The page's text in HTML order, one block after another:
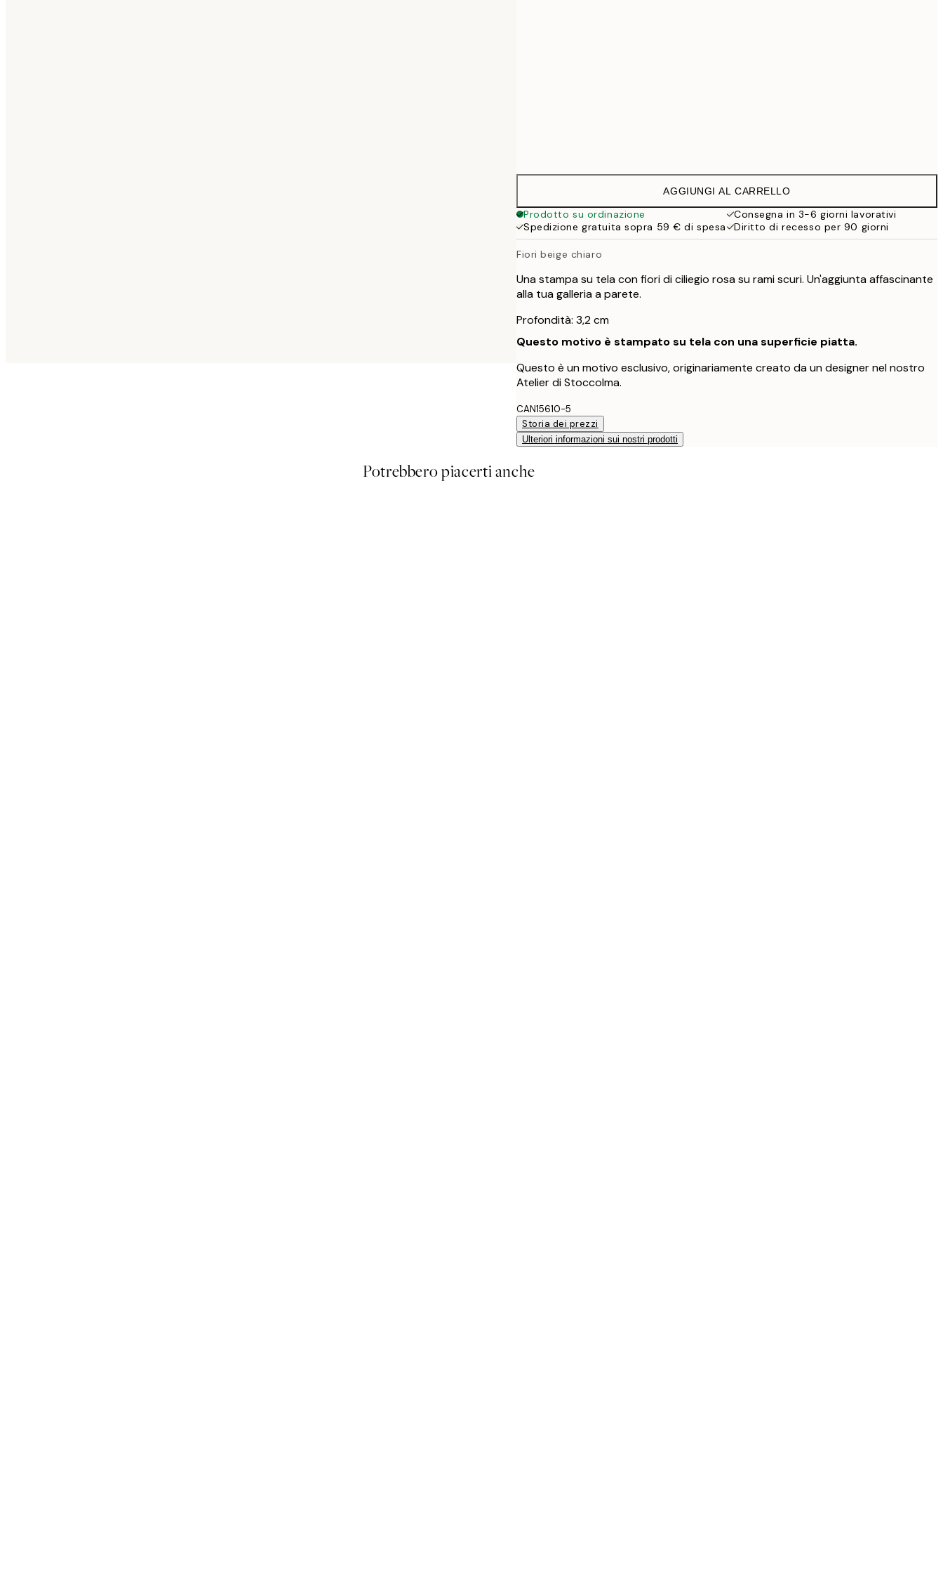
AGGIUNGI AL CARRELLO
Prodotto su ordinazione
Consegna in 3-6 giorni lavorativi
Spedizione gratuita sopra 59 € di spesa
Diritto di recesso per 90 giorni
Fiori beige chiaro
Una stampa su tela con fiori di ciliegio rosa su rami scuri. Un'aggiunta affascinante
alla tua galleria a parete.
Profondità: 3,2 cm
Questo motivo è stampato su tela con una superficie piatta.
Questo è un motivo esclusivo, originariamente creato da un designer nel nostro
Atelier di Stoccolma.
CAN15610-5
Storia dei prezzi
Ulteriori informazioni sui nostri prodotti
Potrebbero piacerti anche